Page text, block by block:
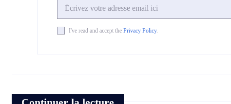
I've read and accept the Privacy Policy.